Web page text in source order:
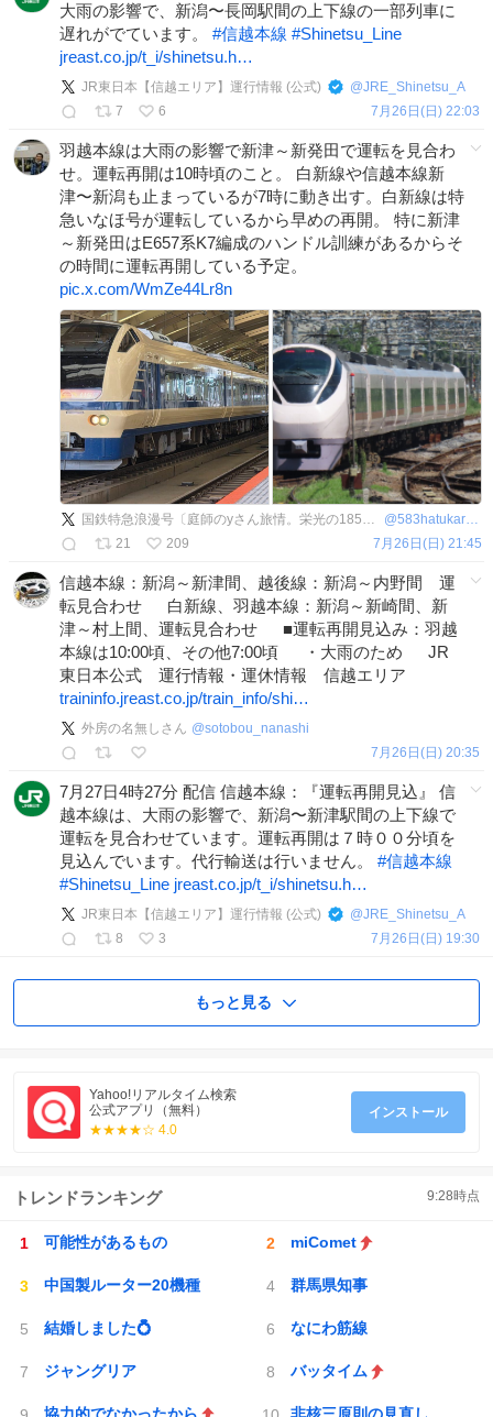
大雨の影響で、新潟〜長岡駅間の上下線の一部列車に
遅れがでています。 #信越本線 #Shinetsu_Line
jreast.co.jp/t_i/shinetsu.h…
JR東日本【信越エリア】運行情報 (公式) @JRE_Shinetsu_A
7
6 7月26日(日) 22:03
羽越本線は大雨の影響で新津～新発田で運転を見合わ
せ。運転再開は10時頃のこと。 白新線や信越本線新
津〜新潟も止まっているが7時に動き出す。白新線は特
急いなほ号が運転しているから早めの再開。 特に新津
～新発田はE657系K7編成のハンドル訓練があるからそ
の時間に運転再開している予定。
pic.x.com/WmZe44Lr8n
国鉄特急浪漫号〔庭師のyさん旅情。栄光の185系〕 @583hatukari81
21
209 7月26日(日) 21:45
信越本線：新潟～新津間、越後線：新潟～内野間 運
転見合わせ 白新線、羽越本線：新潟～新崎間、新
津～村上間、運転見合わせ ■運転再開見込み：羽越
本線は10:00頃、その他7:00頃 ・大雨のため JR
東日本公式 運行情報・運休情報 信越エリア
traininfo.jreast.co.jp/train_info/shi…
外房の名無しさん @sotobou_nanashi
7月26日(日) 20:35
7月27日4時27分 配信 信越本線：『運転再開見込』 信
越本線は、大雨の影響で、新潟〜新津駅間の上下線で
運転を見合わせています。運転再開は７時００分頃を
見込んでいます。代行輸送は行いません。 #信越本線
#Shinetsu_Line jreast.co.jp/t_i/shinetsu.h…
JR東日本【信越エリア】運行情報 (公式) @JRE_Shinetsu_A
8
3 7月26日(日) 19:30
もっと見る
Yahoo!リアルタイム検索
公式アプリ（無料）
★★★★☆ 4.0
インストール
トレンドランキング 9:28時点
可能性があるもの miComet
中国製ルーター20機種 群馬県知事
結婚しました💍 なにわ筋線
ジャングリア バッタイム